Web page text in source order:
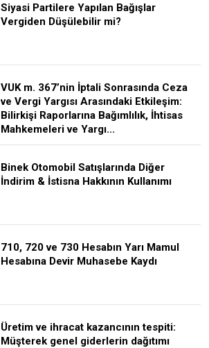
Siyasi Partilere Yapılan Bağışlar
Vergiden Düşülebilir mi?
VUK m. 367’nin İptali Sonrasında Ceza
ve Vergi Yargısı Arasındaki Etkileşim:
Bilirkişi Raporlarına Bağımlılık, İhtisas
Mahkemeleri ve Yargı...
Binek Otomobil Satışlarında Diğer
İndirim & İstisna Hakkının Kullanımı
710, 720 ve 730 Hesabın Yarı Mamul
Hesabına Devir Muhasebe Kaydı
Üretim ve ihracat kazancının tespiti:
Müşterek genel giderlerin dağıtımı